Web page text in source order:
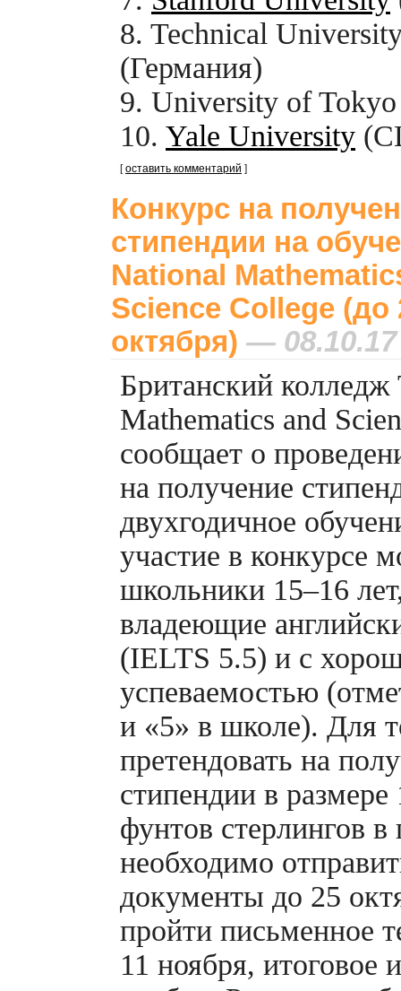
8. Technical
(Германия)
9. University of
10. Yale University
[оставить комментарий ]
Конкурс на
стипендии на
National
Science College (до
октября) — 08.10.17
Британский
Mathematics and
сообщает о
на получение
двухгодичное
участие в конкурсе
школьники 15–16
владеющие
(IELTS 5.5) и с
успеваемостью
и «5» в школе). Для
претендовать на
стипендии в
фунтов стерлингов в
необходимо
документы до 25
пройти письменное
11 ноября, итоговое